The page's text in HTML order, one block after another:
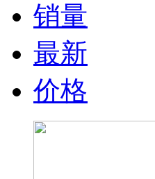
销量
最新
价格